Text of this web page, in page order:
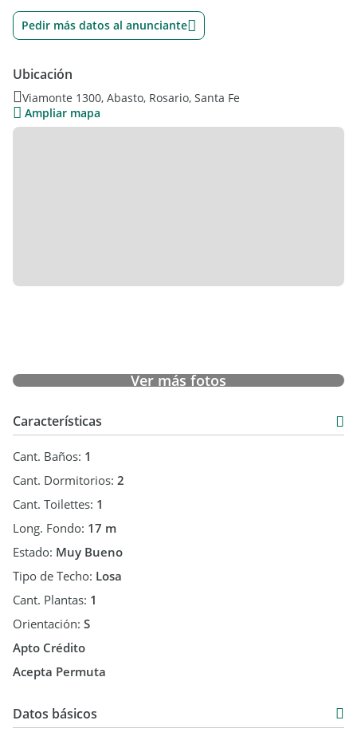
Pedir más datos al anunciante
Ubicación
Viamonte 1300, Abasto, Rosario, Santa Fe
Ampliar mapa
Ver más fotos
Características
Cant. Baños: 1
Cant. Dormitorios: 2
Cant. Toilettes: 1
Long. Fondo: 17 m
Estado: Muy Bueno
Tipo de Techo: Losa
Cant. Plantas: 1
Orientación: S
Apto Crédito
Acepta Permuta
Datos básicos